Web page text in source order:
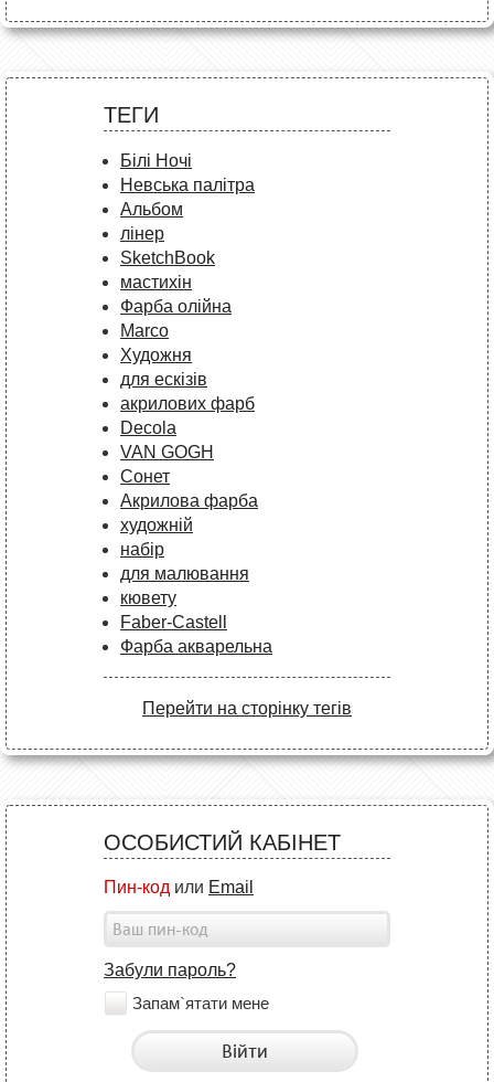
ТЕГИ
Білі Ночі
Невська палітра
Альбом
лінер
SketchBook
мастихін
Фарба олійна
Marco
Художня
для ескізів
акрилових фарб
Decola
VAN GOGH
Сонет
Акрилова фарба
художній
набір
для малювання
кювету
Faber-Castell
Фарба акварельна
Перейти на сторінку тегів
ОСОБИСТИЙ КАБІНЕТ
Пин-код или Email
Забули пароль?
Запам`ятати мене
Війти